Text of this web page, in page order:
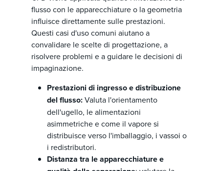
flusso con le apparecchiature o la geometria
influisce direttamente sulle prestazioni.
Questi casi d'uso comuni aiutano a
convalidare le scelte di progettazione, a
risolvere problemi e a guidare le decisioni di
impaginazione.
Prestazioni di ingresso e distribuzione
del flusso:Valuta l'orientamento
dell'ugello, le alimentazioni
asimmetriche e come il vapore si
distribuisce verso l'imballaggio, i vassoi o
i redistributori.
Distanza tra le apparecchiature e